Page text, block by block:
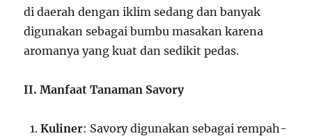
di daerah dengan iklim sedang dan banyak
digunakan sebagai bumbu masakan karena
aromanya yang kuat dan sedikit pedas.
II. Manfaat Tanaman Savory
Kuliner: Savory digunakan sebagai rempah-